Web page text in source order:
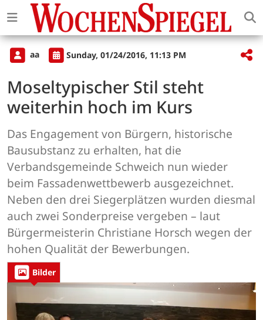
aa Sunday, 01/24/2016, 11:13 PM
Moseltypischer Stil steht
weiterhin hoch im Kurs
Das Engagement von Bürgern, historische
Bausubstanz zu erhalten, hat die
Verbandsgemeinde Schweich nun wieder
beim Fassadenwettbewerb ausgezeichnet.
Neben den drei Siegerplätzen wurden diesmal
auch zwei Sonderpreise vergeben – laut
Bürgermeisterin Christiane Horsch wegen der
hohen Qualität der Bewerbungen.
Bilder